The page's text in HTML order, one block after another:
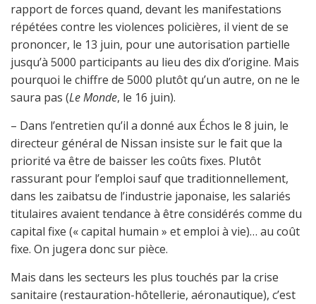
rapport de forces quand, devant les manifestations
répétées contre les violences policières, il vient de se
prononcer, le 13 juin, pour une autorisation partielle
jusqu’à 5000 participants au lieu des dix d’origine. Mais
pourquoi le chiffre de 5000 plutôt qu’un autre, on ne le
saura pas (Le Monde, le 16 juin).
– Dans l’entretien qu’il a donné aux Échos le 8 juin, le
directeur général de Nissan insiste sur le fait que la
priorité va être de baisser les coûts fixes. Plutôt
rassurant pour l’emploi sauf que traditionnellement,
dans les zaibatsu de l’industrie japonaise, les salariés
titulaires avaient tendance à être considérés comme du
capital fixe (« capital humain » et emploi à vie)… au coût
fixe. On jugera donc sur pièce.
Mais dans les secteurs les plus touchés par la crise
sanitaire (restauration-hôtellerie, aéronautique), c’est